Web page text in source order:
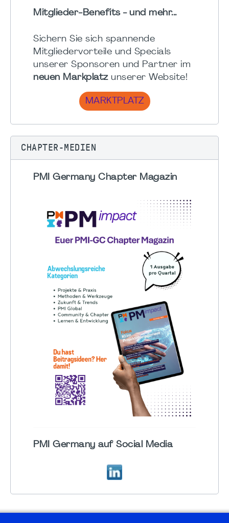
Mitglieder-Benefits - und mehr...
Sichern Sie sich spannende
Mitgliedervorteile und Specials
unserer Sponsoren und Partner im
neuen Markplatzunserer Website!
MARKTPLATZ
CHAPTER-MEDIEN
PMI Germany Chapter Magazin
PMI Germany auf Social Media